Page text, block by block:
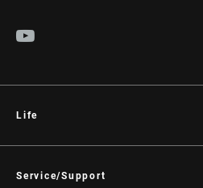
Life
Kultur
Service/Support